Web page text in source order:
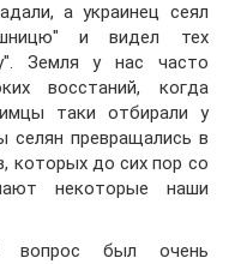
а украинец сеял
и видел тех
Земля у нас часто
восстаний, когда
таки отбирали у
селян превращались в
которых до сих пор со
некоторые наши
вопрос был очень